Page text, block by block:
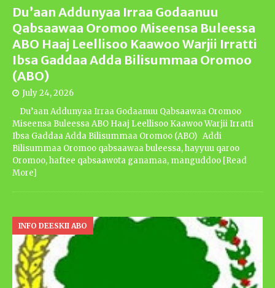
Du’aan Addunyaa Irraa Godaanuu
Qabsaawaa Oromoo Miseensa Buleessa
ABO Haaj Leellisoo Kaawoo Warjii Irratti
Ibsa Gaddaa Adda Bilisummaa Oromoo
(ABO)
July 24, 2026
Du’aan Addunyaa Irraa Godaanuu Qabsaawaa Oromoo
Miseensa Buleessa ABO Haaj Leellisoo Kaawoo Warjii Irratti
Ibsa Gaddaa Adda Bilisummaa Oromoo (ABO) Addi
Bilisummaa Oromoo qabsaawaa buleessa, hayyuu qaroo
Oromoo, haftee qabsaawota ganamaa, manguddoo [Read
More]
INFO DEESKII ABO